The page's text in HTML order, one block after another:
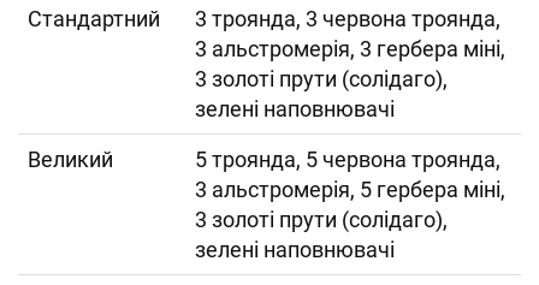
Cтандартний
3 троянда, 3 червона троянда,
3 альстромерія, 3 гербера міні,
3 золоті прути (солідаго),
зелені наповнювачі
Великий
5 троянда, 5 червона троянда,
3 альстромерія, 5 гербера міні,
3 золоті прути (солідаго),
зелені наповнювачі